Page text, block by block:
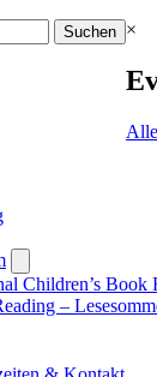
×
submenu
Children’s Book
–